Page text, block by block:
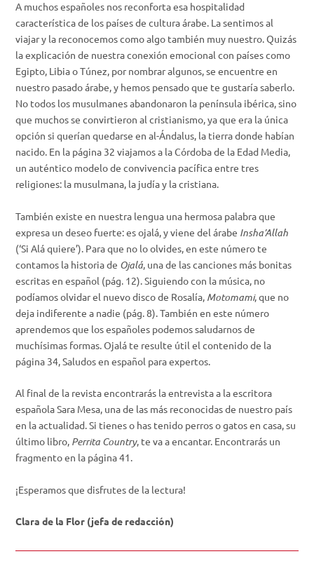
A muchos españoles nos reconforta esa hospitalidad
característica de los países de cultura árabe. La sentimos al
viajar y la reconocemos como algo también muy nuestro. Quizás
la explicación de nuestra conexión emocional con países como
Egipto, Libia o Túnez, por nombrar algunos, se encuentreen
nuestro pasado árabe, y hemos pensado que te gustaría saberlo.
No todos los musulmanes abandonaron la península ibérica, sino
que muchos se convirtieron al cristianismo, ya que era la única
opciónsi querían quedarse en al-Ándalus, la tierra donde habían
nacido. En la página 32 viajamos a la Córdoba de la Edad Media,
un auténtico modelo de convivencia pacífica entre tres
religiones: la musulmana, la judía y la cristiana.
También existe en nuestra lengua una hermosa palabra que
expresa un deseo fuerte: esojalá, y viene del árabe Insha’Allah
(‘Si Alá quiere’). Para que no lo olvides, en este número te
contamos la historia de Ojalá, una de las canciones más bonitas
escritas en español (pág. 12).Siguiendo con la música, no
podíamos olvidar el nuevo disco de Rosalía, Motomami, que no
deja indiferente a nadie (pág. 8). También en este número
aprendemos que los españoles podemos saludarnos de
muchísimas formas. Ojalá te resulte útil el contenido de la
página 34,Saludos en español para expertos.
Al final de la revista encontrarás la entrevista a la escritora
española Sara Mesa, una de las más reconocidas de nuestro país
en la actualidad. Si tienes o has tenido perros o gatos en casa, su
último libro, Perrita Country, te va a encantar. Encontrarás un
fragmento en la página 41.
¡Esperamos que disfrutes de la lectura!
Clara de la Flor (jefa de redacción)